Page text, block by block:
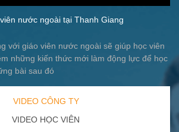
nước ngoài tại Thanh Giang
với giáo viên nước ngoài sẽ giúp học viên
những kiến thức mới làm động lực để học
bài sau đó
VIDEO CÔNG TY
VIDEO HỌC VIÊN